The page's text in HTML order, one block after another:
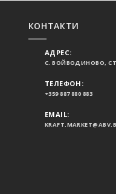
КОНТАКТИ
АДРЕС:
С. ВОЙВОДИНОВО,
ТЕЛЕФОН:
+359 887 880 883
EMAIL: